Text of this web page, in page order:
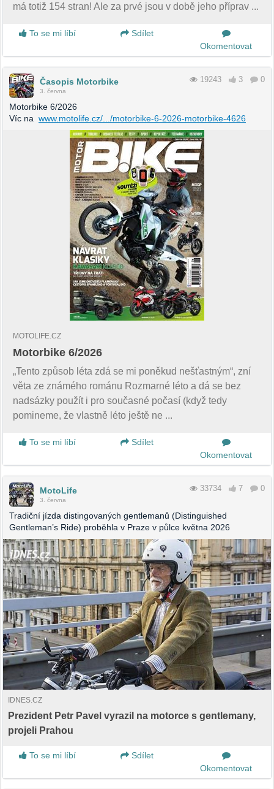
má totiž 154 stran! Ale za prvé jsou v době jeho příprav ...
To se mi líbí
Sdílet
Okomentovat
Časopis Motorbike
3. června
19243 3 0
Motorbike 6/2026
Víc na www.motolife.cz/.../motorbike-6-2026-motorbike-4626
MOTOLIFE.CZ
Motorbike 6/2026
„Tento způsob léta zdá se mi poněkud nešťastným“, zní
věta ze známého románu Rozmarné léto a dá se bez
nadsázky použít i pro současné počasí (když tedy
pomineme, že vlastně léto ještě ne ...
To se mi líbí
Sdílet
Okomentovat
MotoLife
3. června
33734 7 0
Tradiční jízda distingovaných gentlemanů (Distinguished
Gentleman’s Ride) proběhla v Praze v půlce května 2026
IDNES.CZ
Prezident Petr Pavel vyrazil na motorce s gentlemany,
projeli Prahou
To se mi líbí
Sdílet
Okomentovat